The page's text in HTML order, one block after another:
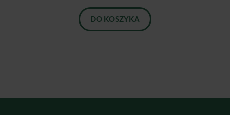
DO KOSZYKA